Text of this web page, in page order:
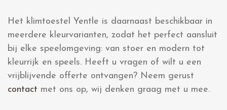
Het klimtoestel Yentle is daarnaast beschikbaar in
meerdere kleurvarianten, zodat het perfect aansluit
bij elke speelomgeving: van stoer en modern tot
kleurrijk en speels. Heeft u vragen of wilt u een
vrijblijvende offerte ontvangen? Neem gerust
contact met ons op, wij denken graag met u mee.